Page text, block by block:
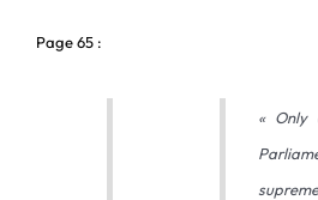
Page 65 :
« Only